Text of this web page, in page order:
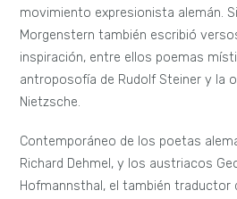
movimiento expresionista alemán.
Morgenstern también escribió
inspiración, entre ellos poemas
antroposofía de Rudolf Steiner y la
Nietzsche.
Contemporáneo de los poetas
Richard Dehmel, y los austriacos
Hofmannsthal, el también traductor